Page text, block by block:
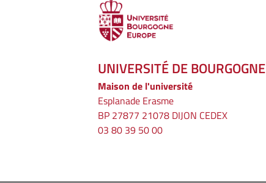
UNIVERSITÉ DE BOURGOGNE
Maison de l'université
Esplanade Erasme
BP 27877 21078 DIJON CEDEX
03 80 39 50 00